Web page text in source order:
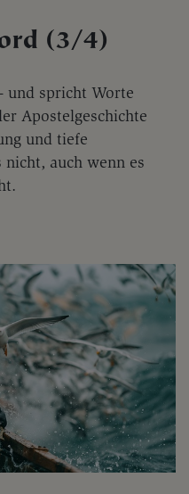
(3/4)
und spricht Worte
Apostelgeschichte
und tiefe
auch wenn es